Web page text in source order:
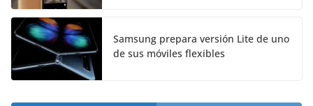
Samsung prepara versión Lite de uno
de sus móviles flexibles